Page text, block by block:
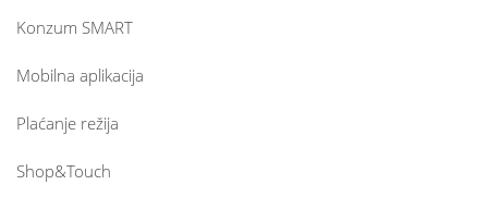
Konzum SMART
Mobilna aplikacija
Plaćanje režija
Shop&Touch